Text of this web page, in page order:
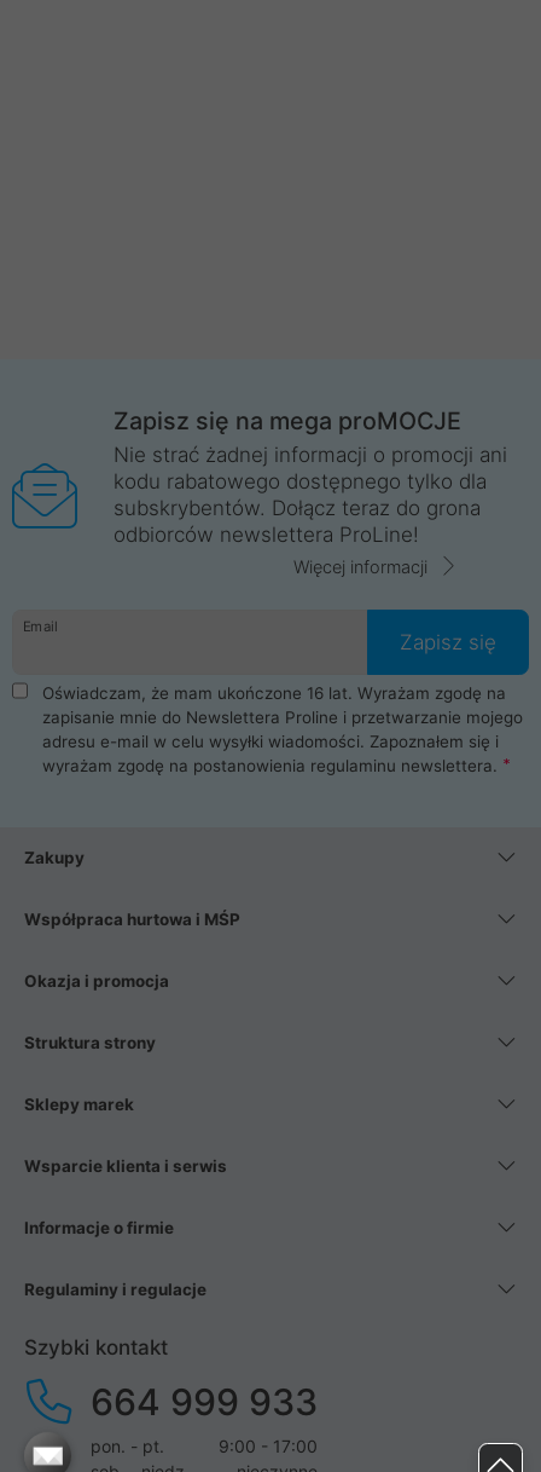
Zapisz się na mega proMOCJE
Nie strać żadnej informacji o promocji ani
kodu rabatowego dostępnego tylko dla
subskrybentów. Dołącz teraz do grona
odbiorców newslettera ProLine!
Więcej informacji
Email
Zapisz się
Oświadczam, że mam ukończone 16 lat. Wyrażam zgodę na
zapisanie mnie do Newslettera Proline i przetwarzanie mojego
adresu e-mail w celu wysyłki wiadomości. Zapoznałem się i
wyrażam zgodę na postanowienia regulaminu newslettera.
Zakupy
Współpraca hurtowa i MŚP
Okazja i promocja
Struktura strony
Sklepy marek
Wsparcie klienta i serwis
Informacje o firmie
Regulaminy i regulacje
Szybki kontakt
664 999 933
pon. - pt.
9:00 - 17:00